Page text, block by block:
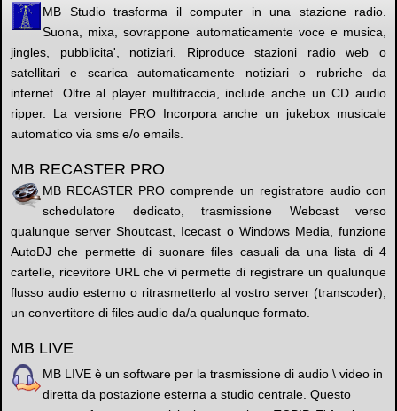
MB Studio trasforma il computer in una stazione radio.
Suona, mixa, sovrappone automaticamente voce e musica,
jingles, pubblicita', notiziari. Riproduce stazioni radio web o
satellitari e scarica automaticamente notiziari o rubriche da
internet. Oltre al player multitraccia, include anche un CD audio
ripper. La versione PRO Incorpora anche un jukebox musicale
automatico via sms e/o emails.
MB RECASTER PRO
MB RECASTER PRO comprende un registratore audio con
schedulatore dedicato, trasmissione Webcast verso
qualunque server Shoutcast, Icecast o Windows Media, funzione
AutoDJ che permette di suonare files casuali da una lista di 4
cartelle, ricevitore URL che vi permette di registrare un qualunque
flusso audio esterno o ritrasmetterlo al vostro server (transcoder),
un convertitore di files audio da/a qualunque formato.
MB LIVE
MB LIVE è un software per la trasmissione di audio \ video in
diretta da postazione esterna a studio centrale. Questo